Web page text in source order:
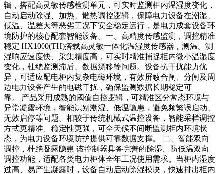
辑，搭配高灵敏传感检测单元，可实时监测柜内温湿度变化，
自动启动除湿、加热、散热调控逻辑，保障电力设备在潮湿、
低温、温差大等恶劣工况下安全稳定运行，是电力成套设备环
境防护的核心配套智能设备。一、高精度传感监测，调控精准
稳定 HX1000(TH)搭载高灵敏一体化温湿度传感器，测温、测
湿响应速度快、采集精度高，可实时精准捕捉柜内微小温湿度
变化，杜绝监测滞后、数据漂移等问题。设备抗干扰能力优
异，可适应配电柜内复杂电磁环境，有效屏蔽合闸、分闸及周
边电力设备产生的电磁干扰，确保监测数据长期稳定可
靠。 产品采用成熟的阈值自控逻辑，可精准区分常态环境与
异常凝露环境，智能识别潮湿、低温隐患，避免频繁误启动、
无效启停等问题。相较于传统机械式温控设备，智能采样调控
方式更精准、稳定性更强，可全天候不间断监测柜内环境状
态，为电力设备环境防护提供可靠数据支撑。 二、智能双向
调控，杜绝凝露隐患 该控制器具备完善的除湿、防低温双向
调控功能，适配各类电力柜体全年工况使用需求。当柜内湿度
过高、易产生凝露时，设备自动启动除湿模块，快速排出柜内